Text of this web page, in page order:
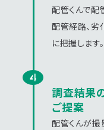
配管くんで配
配管経路、劣
に把握します。
調査結果
ご提案
配管くんが撮